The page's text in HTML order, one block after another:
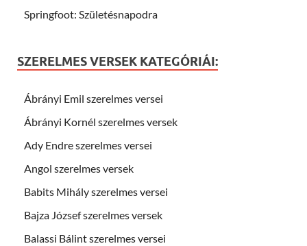
Springfoot: Születésnapodra
SZERELMES VERSEK KATEGÓRIÁI:
Ábrányi Emil szerelmes versei
Ábrányi Kornél szerelmes versek
Ady Endre szerelmes versei
Angol szerelmes versek
Babits Mihály szerelmes versei
Bajza József szerelmes versek
Balassi Bálint szerelmes versei